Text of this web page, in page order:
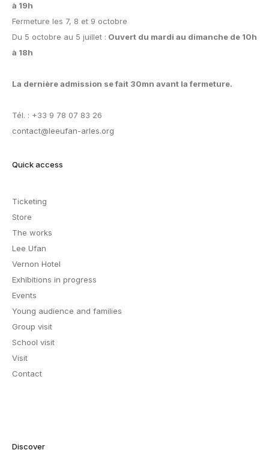
à 19h
Fermeture les 7, 8 et 9 octobre
Du 5 octobre au 5 juillet : Ouvert du mardi au dimanche de 10h
à 18h
La dernière admission se fait 30mn avant la fermeture.
Tél. : +33 9 78 07 83 26
contact@leeufan-arles.org
Quick access
Ticketing
Store
The works
Lee Ufan
Vernon Hotel
Exhibitions in progress
Events
Young audience and families
Group visit
School visit
Visit
Contact
Discover